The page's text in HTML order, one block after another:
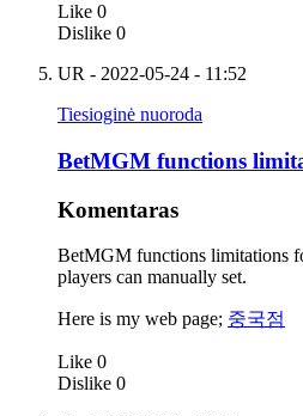
Like 0
Dislike 0
UR - 2022-05-24 - 11:52
Tiesioginė nuoroda
BetMGM functions
Komentaras
BetMGM functions limitations
players can manually set.
Here is my web page; 중국점
Like 0
Dislike 0